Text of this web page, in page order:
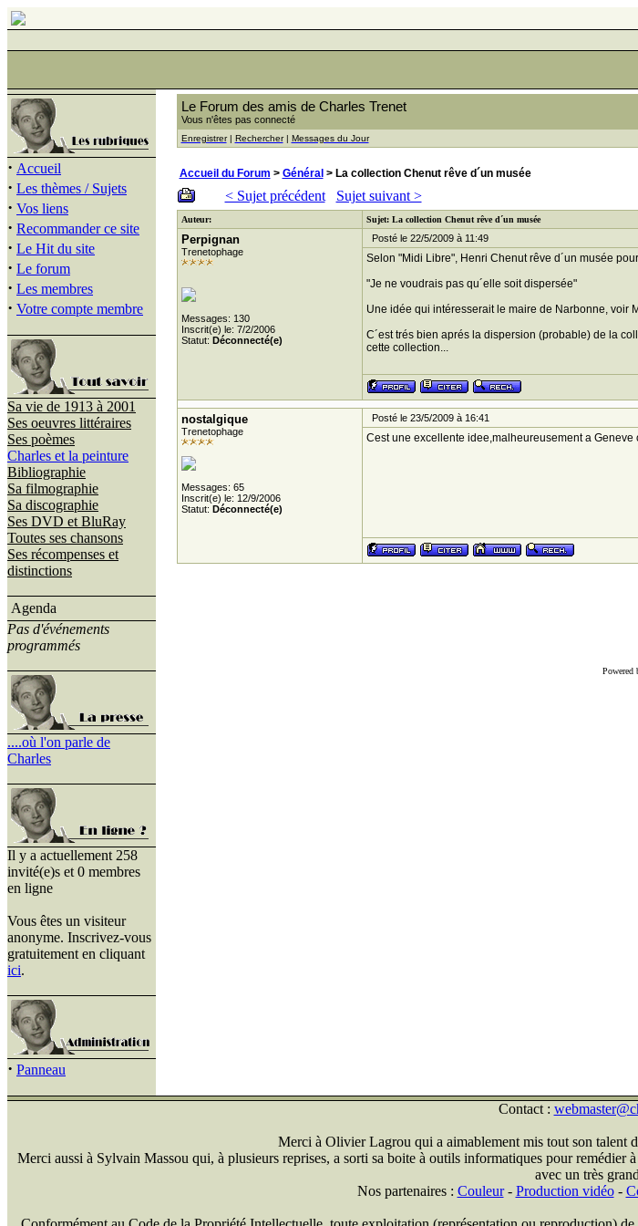
· Accueil
· Les thèmes / Sujets
· Vos liens
· Recommander ce site
· Le Hit du site
· Le forum
· Les membres
· Votre compte membre
Sa vie de 1913 à 2001
Ses oeuvres littéraires
Ses poèmes
Charles et la peinture
Bibliographie
Sa filmographie
Sa discographie
Ses DVD et BluRay
Toutes ses chansons
Ses récompenses et
distinctions
Agenda
Pas d'événements
programmés
....où l'on parle de
Charles
Il y a actuellement 258
invité(e)s et 0 membres
en ligne
Vous êtes un visiteur
anonyme. Inscrivez-vous
gratuitement en cliquant
ici.
· Panneau
Le Forum des amis de Charles Trenet
Vous n'êtes pas connecté
Enregistrer| Rechercher| Messages du Jour
Accueil du Forum > Général > La collection Chenut rêve d´un musée
< Sujet précédent Sujet suivant >
Auteur: Sujet: La collection Chenut rêve d´un musée
Perpignan
Trenetophage
Messages: 130
Inscrit(e) le: 7/2/2006
Statut: Déconnecté(e)
Posté le 22/5/2009 à 11:49
Selon "Midi Libre", Henri Chenut rêve d´un musée
"Je ne voudrais pas qu´elle soit dispersée"
Une idée qui intéresserait le maire de Narbonne, voir
C´est trés bien aprés la dispersion (probable) de la
cette collection...
nostalgique
Trenetophage
Messages: 65
Inscrit(e) le: 12/9/2006
Statut: Déconnecté(e)
Posté le 23/5/2009 à 16:41
Cest une excellente idee,malheureusement a
Powered
Contact :
Merci à Olivier Lagrou qui a aimablement mis tout son talent
Merci aussi à Sylvain Massou qui, à plusieurs reprises, a sorti sa boite à outils informatiques pour
avec un très
Nos partenaires : Couleur- Production vidéo-